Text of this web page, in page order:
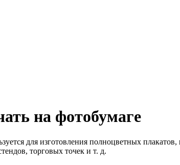
на фотобумаге
для изготовления полноцветных
торговых точек и т. д.